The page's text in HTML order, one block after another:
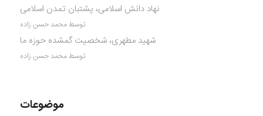
نهاد دانش اسلامی، پشتبان تمدن اسلامی
توسط محمد حسن زاده
شهید مطهری، شخصیت گمشده حوزه ما
توسط محمد حسن زاده
موضوعات